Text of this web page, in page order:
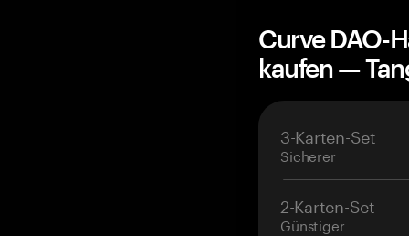
Curve DAO-
kaufen —
3-Karten-Set
Sicherer
2-Karten-Set
Günstiger